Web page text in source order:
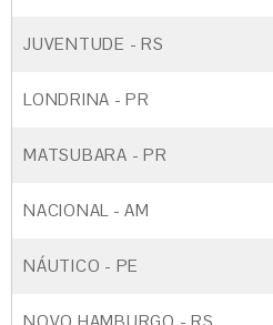
JUVENTUDE - RS
LONDRINA - PR
MATSUBARA - PR
NACIONAL - AM
NÁUTICO - PE